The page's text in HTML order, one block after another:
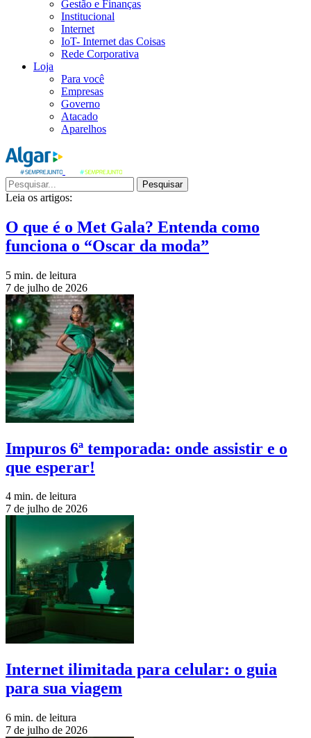
Gestão e Finanças
Institucional
Internet
IoT- Internet das Coisas
Rede Corporativa
Loja
Para você
Empresas
Governo
Atacado
Aparelhos
Pesquisar
Leia os artigos:
O que é o Met Gala? Entenda como
funciona o “Oscar da moda”
5 min. de leitura
7 de julho de 2026
Impuros 6ª temporada: onde assistir e o
que esperar!
4 min. de leitura
7 de julho de 2026
Internet ilimitada para celular: o guia
para sua viagem
6 min. de leitura
7 de julho de 2026